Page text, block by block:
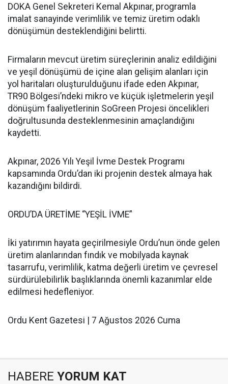
DOKA Genel Sekreteri Kemal Akpınar, programla
imalat sanayinde verimlilik ve temiz üretim odaklı
dönüşümün desteklendiğini belirtti.
Firmaların mevcut üretim süreçlerinin analiz edildiğini
ve yeşil dönüşümü de içine alan gelişim alanları için
yol haritaları oluşturulduğunu ifade eden Akpınar,
TR90 Bölgesi’ndeki mikro ve küçük işletmelerin yeşil
dönüşüm faaliyetlerinin SoGreen Projesi öncelikleri
doğrultusunda desteklenmesinin amaçlandığını
kaydetti.
Akpınar, 2026 Yılı Yeşil İvme Destek Programı
kapsamında Ordu’dan iki projenin destek almaya hak
kazandığını bildirdi.
ORDU’DA ÜRETİME “YEŞİL İVME”
İki yatırımın hayata geçirilmesiyle Ordu’nun önde gelen
üretim alanlarından fındık ve mobilyada kaynak
tasarrufu, verimlilik, katma değerli üretim ve çevresel
sürdürülebilirlik başlıklarında önemli kazanımlar elde
edilmesi hedefleniyor.
Ordu Kent Gazetesi | 7 Ağustos 2026 Cuma
HABERE YORUM KAT